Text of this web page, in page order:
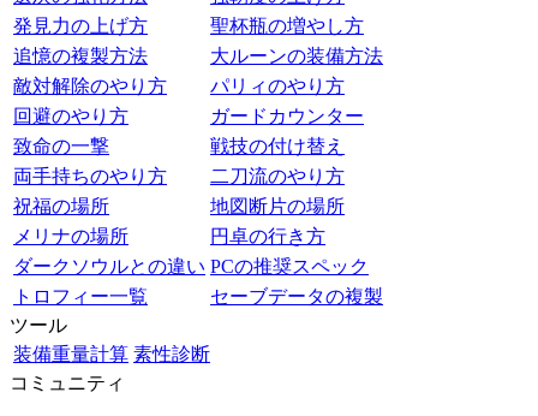
発見力の上げ方
聖杯瓶の増やし方
追憶の複製方法
大ルーンの装備方法
敵対解除のやり方
パリィのやり方
回避のやり方
ガードカウンター
致命の一撃
戦技の付け替え
両手持ちのやり方
二刀流のやり方
祝福の場所
地図断片の場所
メリナの場所
円卓の行き方
ダークソウルとの違い PCの推奨スペック
トロフィー一覧
セーブデータの複製
ツール
装備重量計算 素性診断
コミュニティ